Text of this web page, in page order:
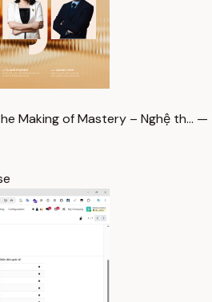
Making of Mastery – Nghệ th… —